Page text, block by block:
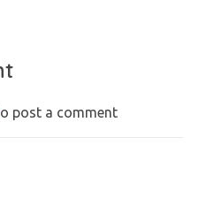
post a comment